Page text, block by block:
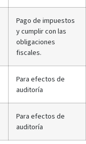
Pago de impuestos
y cumplir con las
obligaciones
fiscales.
Para efectos de
auditoría
Para efectos de
auditoría